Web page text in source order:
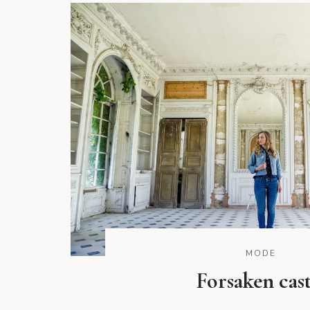
MODE
Forsaken